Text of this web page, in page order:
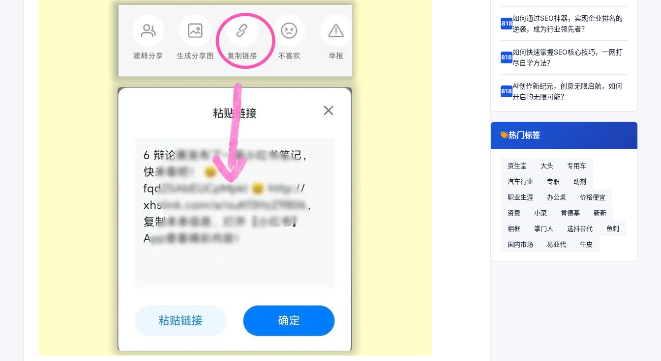
68187
如何通过SEO神器，实现企业排名的
逆袭，成为行业领先者？
68186
如何快速掌握SEO核心技巧，一网打
尽自学方法？
68185
AI创作新纪元，创意无限启航，如何
开启的无限可能？
热门标签
资生堂 大头
专用车
汽车行业
专职
助剂
职业生涯
办公桌
价格便宜
资费
小菜 肯德基
新新
相框
掌门人 选抖音代
鱼刺
国内市场
易亚代 牛皮